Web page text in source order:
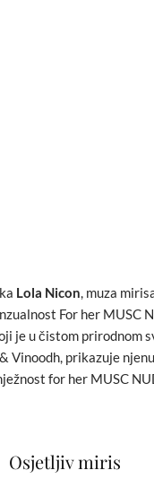
Lola Nicon, muza
For her MUSC
je u čistom prirodnom
Vinoodh, prikazuje
for her MUSC
Osjetljiv miris